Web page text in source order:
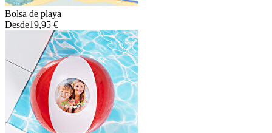
Bolsa de playa
Desde19,95 €